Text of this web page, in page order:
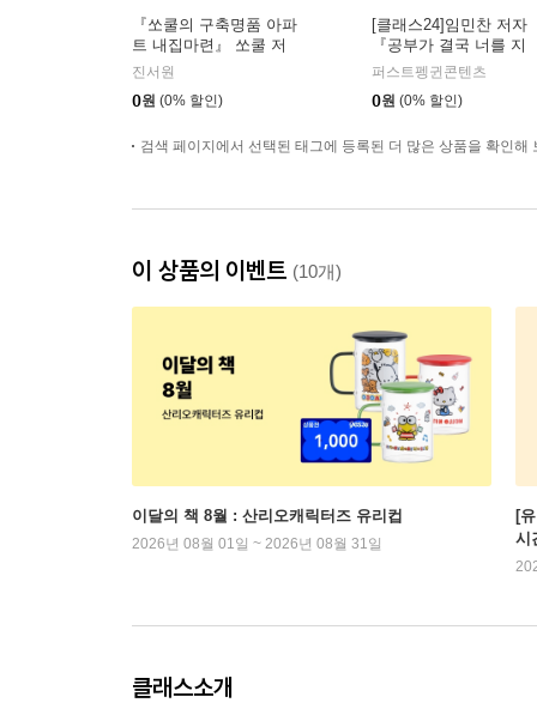
『쏘쿨의 구축명품 아파
트 내집마련』 쏘쿨 저
자 온라인 북토크
진서원
0원 (0% 할인)
[클래스24]임민찬 저자
『공부가 결국 너를 지
켜줄 거야』온라인 북토
퍼스트펭귄콘텐츠
0원 (0% 할인)
검색 페이지에서 선택된 태그에 등록된 더 많은 상품을 확인해
이 상품의 이벤트 (10개)
이달의 책 8월 : 산리오캐릭터즈 유리컵
2026년 08월 01일 ~ 2026년 08월 31일
[
시
클래스소개